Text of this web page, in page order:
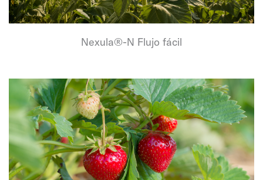
Nexula®-N Flujo fácil